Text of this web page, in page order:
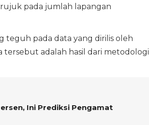
pada jumlah lapangan
teguh pada data yang dirilis oleh
tersebut adalah hasil dari metodologi
Ini Prediksi Pengamat